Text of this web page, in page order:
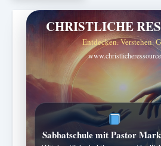
CHRISTLICHE
Entdecken. Verstehen.
ZURÜCK ZUR QUELLE